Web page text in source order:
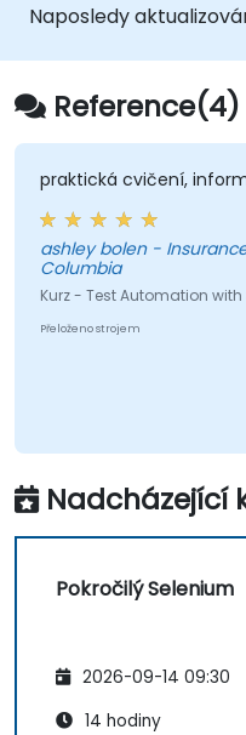
Naposledy
Reference(4)
praktická cvičení,
ashley bolen -
Columbia
Kurz - Test Automation
Přeloženo strojem
Nadcházející
Pokročilý Selenium
2026-09-14 09:30
14 hodiny